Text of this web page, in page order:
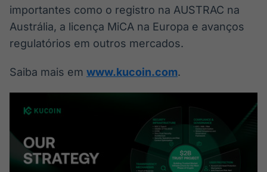
importantes como o registro na AUSTRAC na
Austrália, a licença MiCA na Europa e avanços
regulatórios em outros mercados.
Saiba mais em www.kucoin.com.